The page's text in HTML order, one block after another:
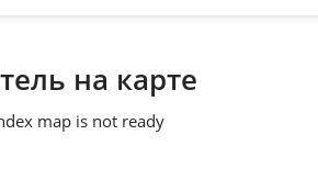
на карте
map is not ready